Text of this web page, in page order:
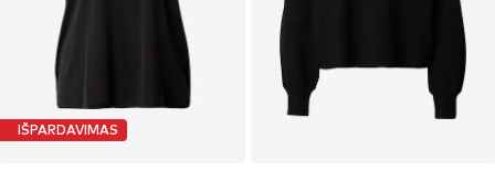
IŠPARDAVIMAS